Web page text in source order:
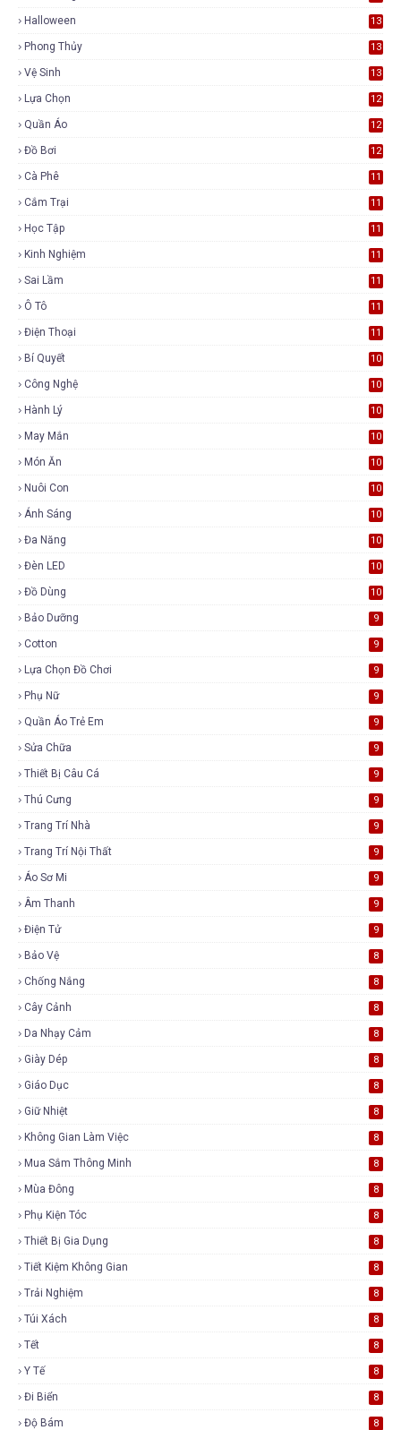
Halloween 13
Phong Thủy 13
Vệ Sinh 13
Lựa Chọn 12
Quần Áo 12
Đồ Bơi 12
Cà Phê 11
Cắm Trại 11
Học Tập 11
Kinh Nghiệm 11
Sai Lầm 11
Ô Tô 11
Điện Thoại 11
Bí Quyết 10
Công Nghệ 10
Hành Lý 10
May Mắn 10
Món Ăn 10
Nuôi Con 10
Ánh Sáng 10
Đa Năng 10
Đèn LED 10
Đồ Dùng 10
Bảo Dưỡng 9
Cotton 9
Lựa Chọn Đồ Chơi 9
Phụ Nữ 9
Quần Áo Trẻ Em 9
Sửa Chữa 9
Thiết Bị Câu Cá 9
Thú Cưng 9
Trang Trí Nhà 9
Trang Trí Nội Thất 9
Áo Sơ Mi 9
Âm Thanh 9
Điện Tử 9
Bảo Vệ 8
Chống Nắng 8
Cây Cảnh 8
Da Nhạy Cảm 8
Giày Dép 8
Giáo Dục 8
Giữ Nhiệt 8
Không Gian Làm Việc 8
Mua Sắm Thông Minh 8
Mùa Đông 8
Phụ Kiện Tóc 8
Thiết Bị Gia Dụng 8
Tiết Kiệm Không Gian 8
Trải Nghiệm 8
Túi Xách 8
Tết 8
Y Tế 8
Đi Biển 8
Độ Bám 8